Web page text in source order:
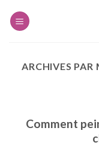
ARCHIVES
Comment